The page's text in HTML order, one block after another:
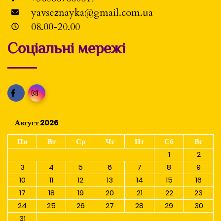
yavseznayka@gmail.com.ua
08.00-20.00
Соціальні мережі
Август 2026
Пн
Вт Ср Чт Пт Сб
Вс
1
2
3
4 5 6 7 8
9
10
11 12 13 14 15
16
17
18 19 20 21 22
23
24
25 26 27 28 29
30
31